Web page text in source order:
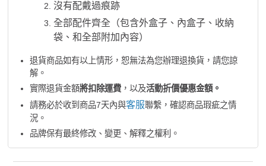
沒有配戴過痕跡
全部配件齊全（包含外盒子、內盒子、收納
袋、和全部附加內容）
退貨商品如有以上情形，恕無法為您辦理退換貨，請您諒
解。
實際退貨金額將扣除運費，以及活動折價優惠金額。
請務必於收到商品7天內與客服聯繫，確認商品瑕疵之情
況。
品牌保有最終修改、變更、解釋之權利。